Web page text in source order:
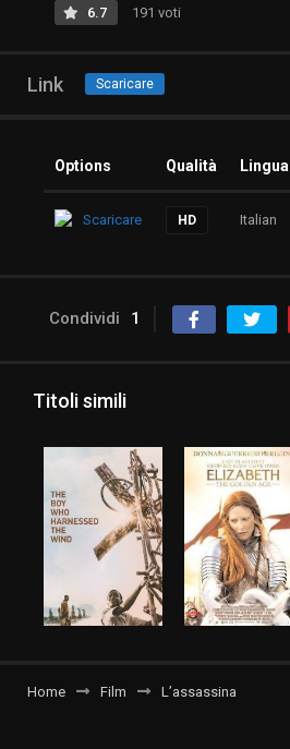
6.7 191 voti
Link Scaricare
Options Qualità Lingua
Scaricare HD Italian
Condividi 1
Titoli simili
Home Film L’assassina